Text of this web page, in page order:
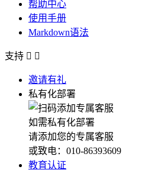
帮助中心
使用手册
Markdown语法
支持  
邀请有礼
私有化部署
如需私有化部署
请添加您的专属客服
或致电：010-86393609
教育认证